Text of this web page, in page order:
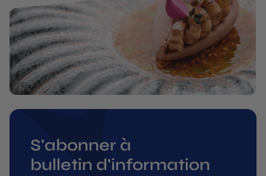
S'abonner à
bulletin d'information